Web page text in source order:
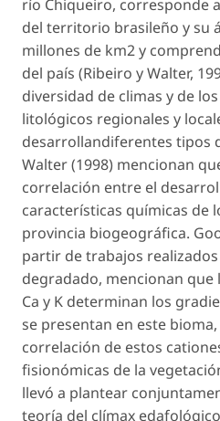
río Chiqueiro, corresponde
del territorio brasileño y su
millones de km2 y
del país (Ribeiro y Walter,
diversidad de climas y de
litológicos regionales y
desarrollandiferentes tipos
Walter (1998) mencionan
correlación entre el
características químicas de
provincia biogeográfica.
partir de trabajos
degradado, mencionan que
Ca y K determinan los
se presentan en este
correlación de estos
fisionómicas de la
llevó a plantear
teoría del clímax